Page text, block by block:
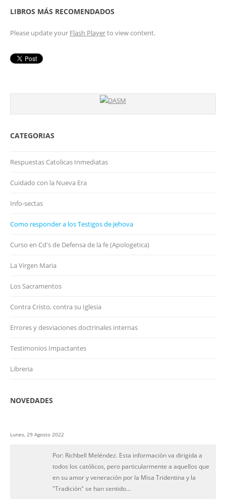
LIBROS MÁS RECOMENDADOS
Please update your Flash Playerto view content.
CATEGORIAS
Respuestas Catolicas Inmediatas
Cuidado con la Nueva Era
Info-sectas
Como responder a los Testigos de Jehova
Curso en Cd's de Defensa de la fe (Apologetica)
La Virgen Maria
Los Sacramentos
Contra Cristo, contra su Iglesia
Errores y desviaciones doctrinales internas
Testimonios Impactantes
Libreria
NOVEDADES
Lunes, 29 Agosto 2022
Por: Richbell Meléndez. Esta información va dirigida a
todos los católicos, pero particularmente a aquellos que
en su amor y veneración por la Misa Tridentina y la
"Tradición" se han sentido...